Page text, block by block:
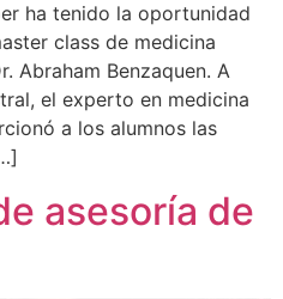
ha tenido la oportunidad
class de medicina
Abraham Benzaquen. A
el experto en medicina
a los alumnos las
asesoría de